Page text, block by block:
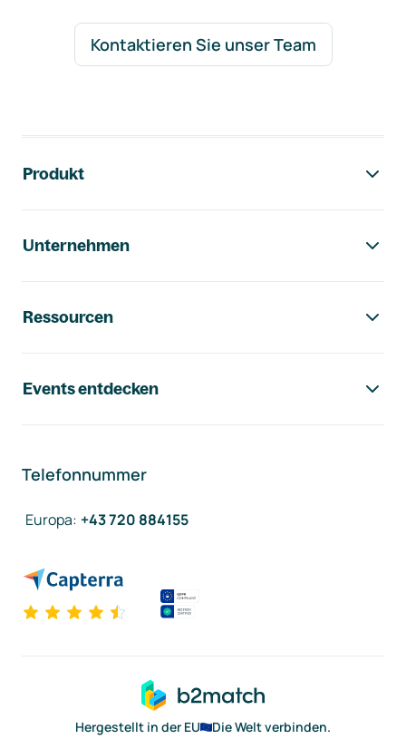
Kontaktieren Sie unser Team
Produkt
Unternehmen
Ressourcen
Events entdecken
Telefonnummer
Europa: +43 720 884155
Hergestellt in der EU
Die Welt verbinden.